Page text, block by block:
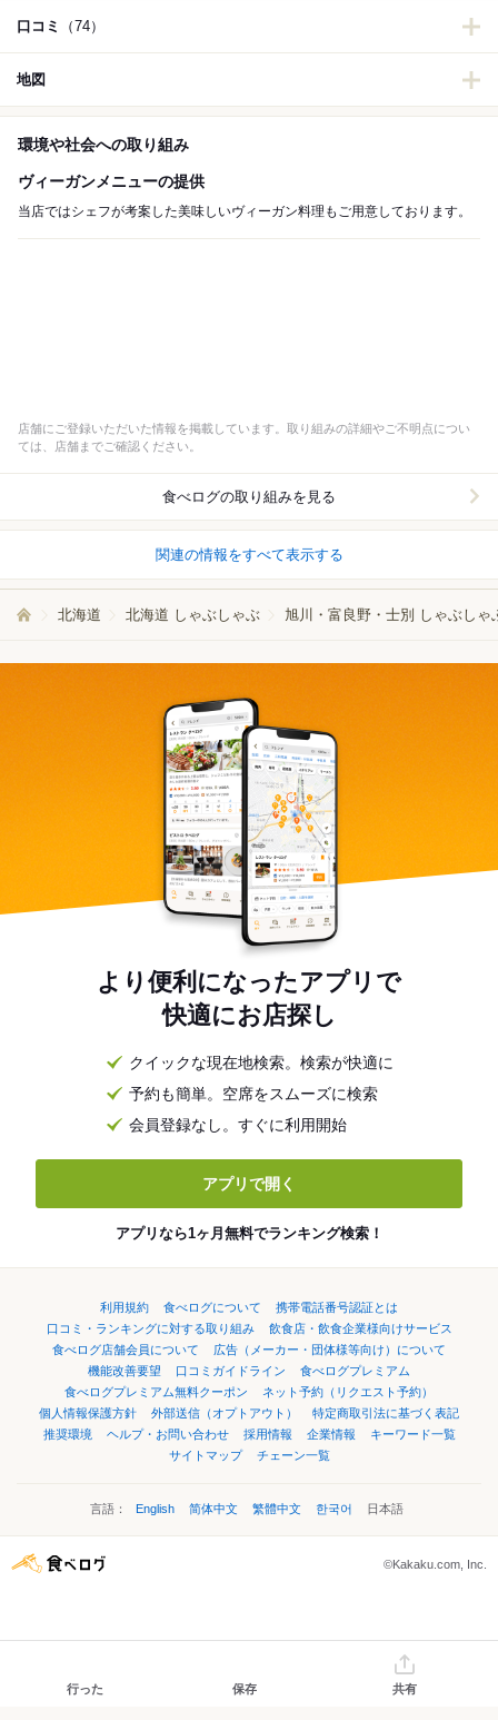
口コミ （74）
地図
環境や社会への取り組み
ヴィーガンメニューの提供
当店ではシェフが考案した美味しいヴィーガン料理もご用意しております。
店舗にご登録いただいた情報を掲載しています。取り組みの詳細やご不明点につい
ては、店舗までご確認ください。
食べログの取り組みを見る
関連の情報をすべて表示する
北海道 北海道 しゃぶしゃぶ 旭川・富良野・士別 しゃぶしゃ
より便利になったアプリで
快適にお店探し
クイックな現在地検索。検索が快適に
予約も簡単。空席をスムーズに検索
会員登録なし。すぐに利用開始
アプリで開く
アプリなら1ヶ月無料でランキング検索！
利用規約 食べログについて
携帯電話番号認証とは
口コミ・ランキングに対する取り組み
飲食店・飲食企業様向けサービス
食べログ店舗会員について
広告（メーカー・団体様等向け）について
機能改善要望
口コミガイドライン
食べログプレミアム
食べログプレミアム無料クーポン
ネット予約（リクエスト予約）
個人情報保護方針
外部送信（オプトアウト）
特定商取引法に基づく表記
推奨環境
ヘルプ・お問い合わせ 採用情報 企業情報
キーワード一覧
サイトマップ
チェーン一覧
言語： English 简体中文 繁體中文 한국어 日本語
©Kakaku.com, Inc.
行った 保存 共有